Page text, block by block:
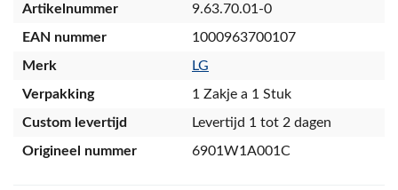
Artikelnummer
9.63.70.01-0
EAN nummer
1000963700107
Merk
LG
Verpakking
1 Zakje a 1 Stuk
Custom levertijd
Levertijd 1 tot 2 dagen
Origineel nummer
6901W1A001C